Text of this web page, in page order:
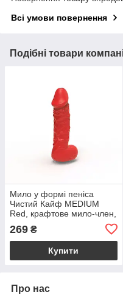
Всі умови повернення
Подібні товари
Мило у формі пеніса
Чистий Кайф MEDIUM
Red, крафтове мило-член,
269 ₴
Купити
Про нас